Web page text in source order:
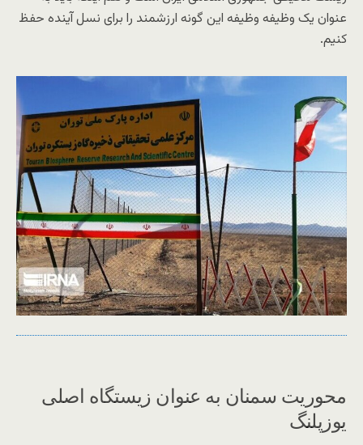
عنوان یک وظیفه وظیفه این گونه ارزشمند را برای نسل آینده حفظ
کنیم.
محوریت سمنان به عنوان زیستگاه اصلی
یوزپلنگ